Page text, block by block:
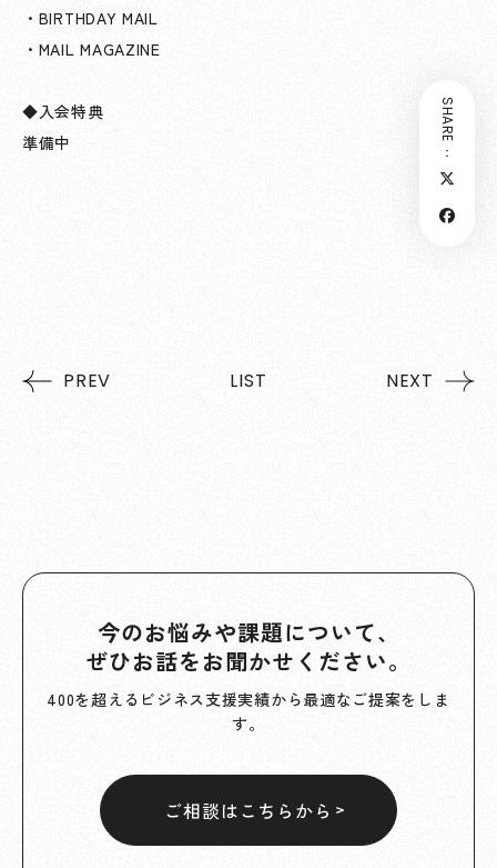
SHARE：
・BIRTHDAY MAIL
・MAIL MAGAZINE
◆入会特典
準備中
PREV LIST NEXT
今のお悩みや課題について、
ぜひお話をお聞かせください。
400を超えるビジネス支援実績から最適なご提案をしま
す。
ご相談はこちらから